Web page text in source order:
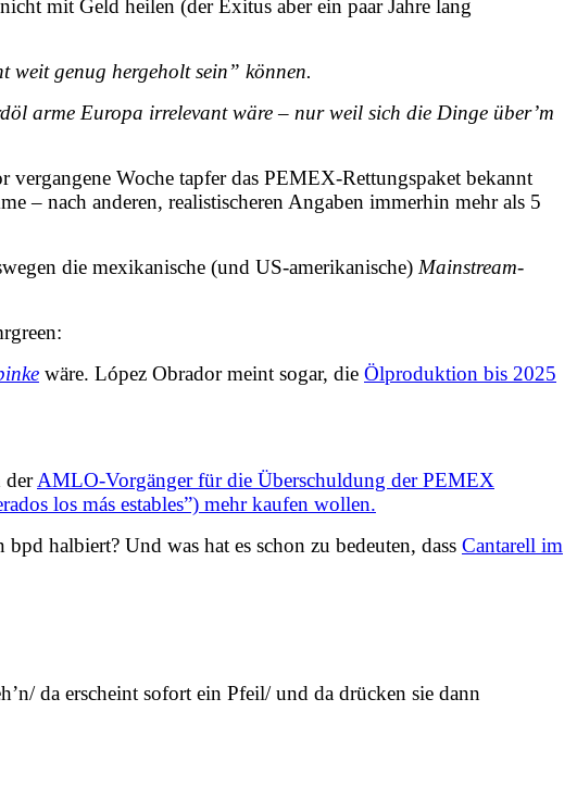
mit Geld heilen (der Exitus aber ein paar Jahre lang
weit genug hergeholt sein” können.
arme Europa irrelevant wäre – nur weil sich die Dinge über’m
Woche tapfer das PEMEX-Rettungspaket bekannt
– nach anderen, realistischeren Angaben immerhin mehr als 5
die mexikanische (und US-amerikanische) Mainstream-
wäre. López Obrador meint sogar, die Ölproduktion bis 2025
derAMLO-Vorgänger für die Überschuldung der PEMEX
los más estables”) mehr kaufen wollen.
halbiert? Und was hat es schon zu bedeuten, dass Cantarell im
da erscheint sofort ein Pfeil/ und da drücken sie dann